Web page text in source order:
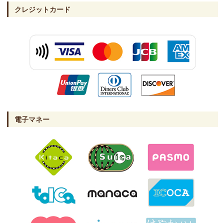
クレジットカード
電子マネー